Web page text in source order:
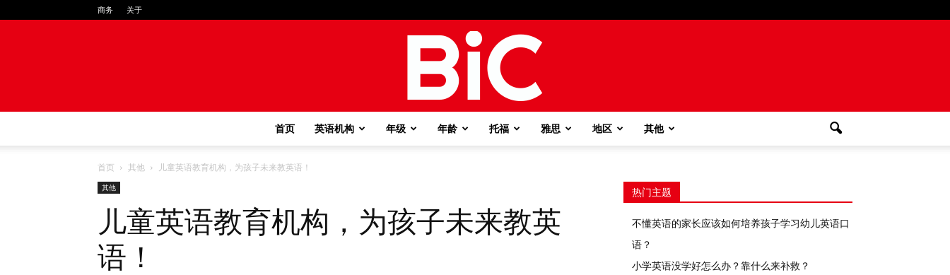
商务 关于
首页 英语机构 年级 年龄 托福 雅思 地区 其他
首页 其他 儿童英语教育机构，为孩子未来教英语！
其他
儿童英语教育机构，为孩子未来教英
语！
热门主题
不懂英语的家长应该如何培养孩子学习幼儿英语口
语？
小学英语没学好怎么办？靠什么来补救？